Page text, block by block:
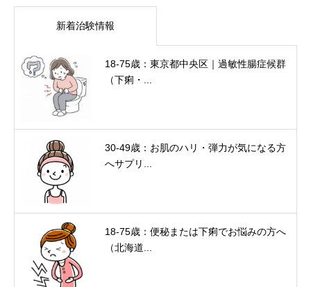
新着治験情報
18-75歳：東京都中央区｜過敏性腸症候群
（下痢・...
30-49歳：お肌のハリ・弾力が気になる方
へサプリ...
18-75歳：便秘または下痢でお悩みの方へ
（北海道...